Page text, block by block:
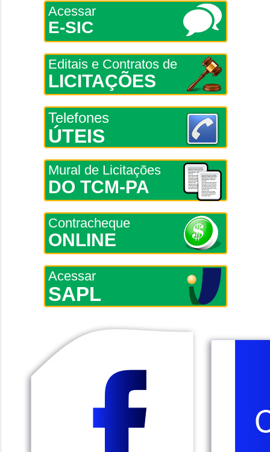
Acessar
E-SIC
Editais e Contratos de
LICITAÇÕES
Telefones
ÚTEIS
Mural de Licitações
DO TCM-PA
Contracheque
ONLINE
Acessar
SAPL